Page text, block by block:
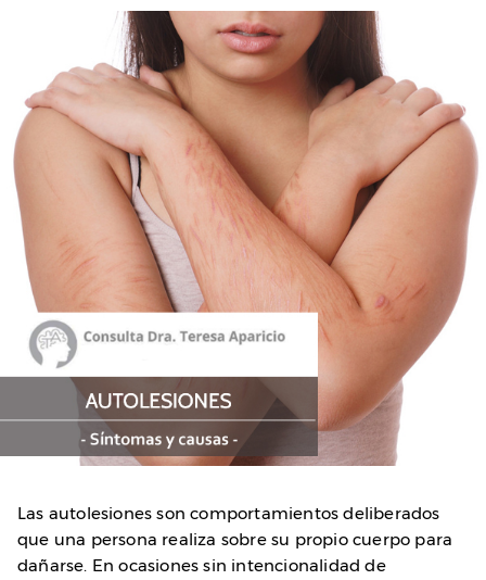
Las autolesiones son comportamientos deliberados
que una persona realiza sobre su propio cuerpo para
dañarse. En ocasiones sin intencionalidad de